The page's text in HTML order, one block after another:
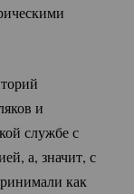
и
службе с
а, значит, с
как